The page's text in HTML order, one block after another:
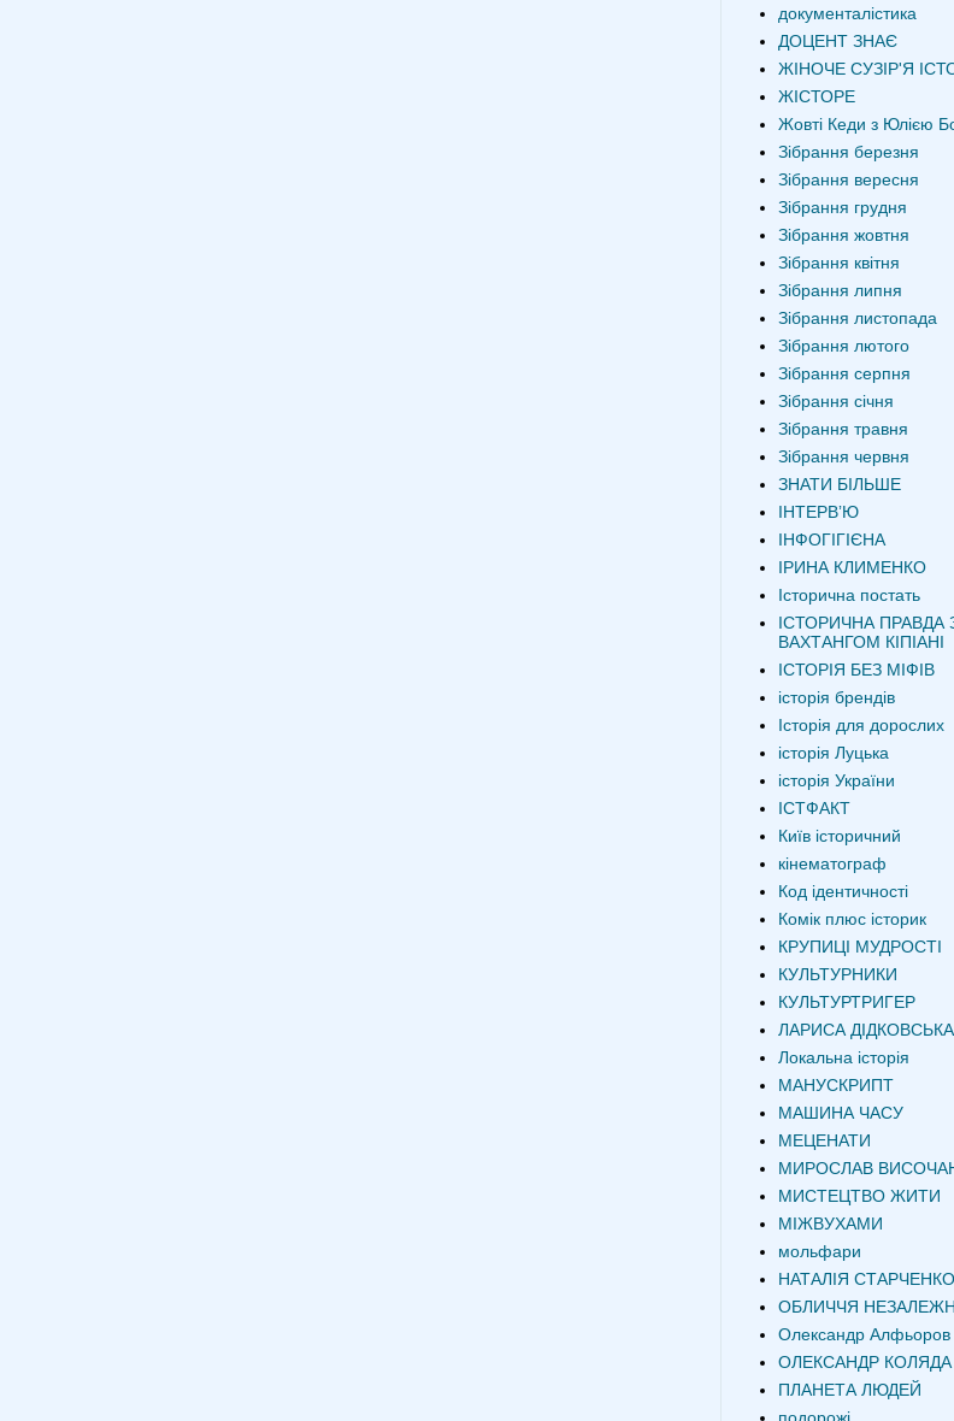
документалістика
ДОЦЕНТ ЗНАЄ
ЖІНОЧЕ СУЗІР'Я
ЖІСТОРЕ
Жовті Кеди з Юлією
Зібрання березня
Зібрання вересня
Зібрання грудня
Зібрання жовтня
Зібрання квітня
Зібрання липня
Зібрання листопада
Зібрання лютого
Зібрання серпня
Зібрання січня
Зібрання травня
Зібрання червня
ЗНАТИ БІЛЬШЕ
ІНТЕРВʼЮ
ІНФОГІГІЄНА
ІРИНА КЛИМЕНКО
Історична постать
ІСТОРИЧНА ПРАВДА
ВАХТАНГОМ КІПІАНІ
ІСТОРІЯ БЕЗ МІФІВ
історія брендів
Історія для дорослих
історія Луцька
історія України
ІСТФАКТ
Київ історичний
кінематограф
Код ідентичності
Комік плюс історик
КРУПИЦІ МУДРОСТІ
КУЛЬТУРНИКИ
КУЛЬТУРТРИГЕР
ЛАРИСА ДІДКОВСЬКА
Локальна історія
МАНУСКРИПТ
МАШИНА ЧАСУ
МЕЦЕНАТИ
МИРОСЛАВ
МИСТЕЦТВО ЖИТИ
МІЖВУХАМИ
мольфари
НАТАЛІЯ СТАРЧЕНКО
ОБЛИЧЧЯ
Олександр Алфьоров
ОЛЕКСАНДР КОЛЯДА
ПЛАНЕТА ЛЮДЕЙ
подорожі